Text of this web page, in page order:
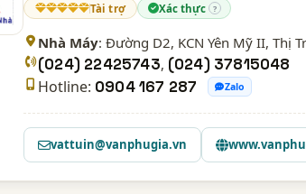
Tài trợ Xác thực ?
Nhà Máy: Đường D2, KCN Yên Mỹ II, Thị
(024) 22425743, (024) 37815048
Hotline: 0904 167 287 Zalo
vattuin@vanphugia.vn